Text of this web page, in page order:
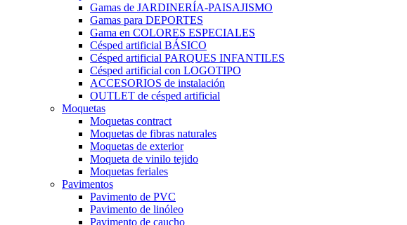
Gamas de JARDINERÍA-PAISAJISMO
Gamas para DEPORTES
Gama en COLORES ESPECIALES
Césped artificial BÁSICO
Césped artificial PARQUES INFANTILES
Césped artificial con LOGOTIPO
ACCESORIOS de instalación
OUTLET de césped artificial
Moquetas
Moquetas contract
Moquetas de fibras naturales
Moquetas de exterior
Moqueta de vinilo tejido
Moquetas feriales
Pavimentos
Pavimento de PVC
Pavimento de linóleo
Pavimento de caucho